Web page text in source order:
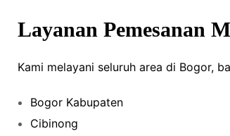
Layanan Pemesanan
Kami melayani seluruh area di Bogor,
Bogor Kabupaten
Cibinong